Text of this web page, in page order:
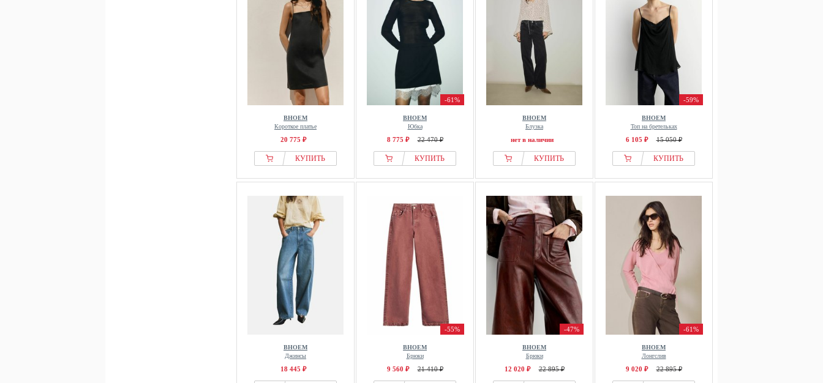
BHOEM
Короткое платье
20 775 ₽
КУПИТЬ
-61%
BHOEM
Юбка
8 775 ₽ 22 470 ₽
КУПИТЬ
BHOEM
Блузка
нет в наличии
КУПИТЬ
-59%
BHOEM
Топ на бретельках
6 105 ₽ 15 050 ₽
КУПИТЬ
BHOEM
Джинсы
18 445 ₽
-55%
BHOEM
Брюки
9 560 ₽ 21 410 ₽
-47%
BHOEM
Брюки
12 020 ₽ 22 895 ₽
-61%
BHOEM
Лонгслив
9 020 ₽ 22 895 ₽